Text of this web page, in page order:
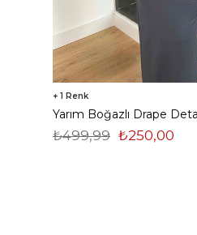
1
₺250,00
₺499,99